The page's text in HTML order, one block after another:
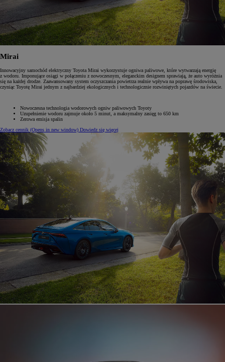
Mirai
Innowacyjny samochód elektryczny Toyota Mirai wykorzystuje ogniwa paliwowe, które wytwarzają energię
z wodoru. Imponujące osiągi w połączeniu z nowoczesnym, eleganckim designem sprawiają, że auto wyróżnia
się na każdej drodze. Zaawansowany system oczyszczania powietrza realnie wpływa na poprawę środowiska,
czyniąc Toyotę Mirai jednym z najbardziej ekologicznych i technologicznie rozwiniętych pojazdów na świecie.
Nowoczesna technologia wodorowych ogniw paliwowych Toyoty
Uzupełnienie wodoru zajmuje około 5 minut, a maksymalny zasięg to 650 km
Zerowa emisja spalin
Zobacz cennik (Opens in new window) Dowiedz się więcej